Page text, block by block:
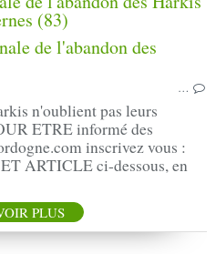
(83)
…
n'oublient pas leurs
ETRE informé des
inscrivez vous :
ARTICLE ci-dessous, en
PLUS